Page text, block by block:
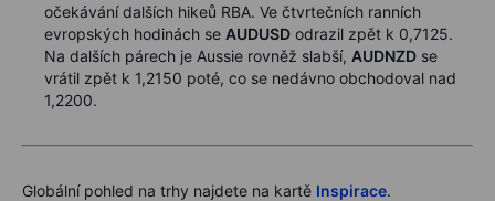
očekávání dalších hikeů RBA. Ve čtvrtečních ranních
evropských hodinách se AUDUSD odrazil zpět k 0,7125.
Na dalších párech je Aussie rovněž slabší, AUDNZD se
vrátil zpět k 1,2150 poté, co se nedávno obchodoval nad
1,2200.
Globální pohled na trhy najdete na kartě Inspirace.